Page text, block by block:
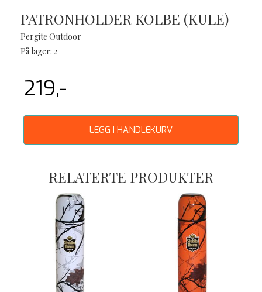
PATRONHOLDER KOLBE (KULE)
Pergite Outdoor
På lager: 2
219,-
LEGG I HANDLEKURV
RELATERTE PRODUKTER